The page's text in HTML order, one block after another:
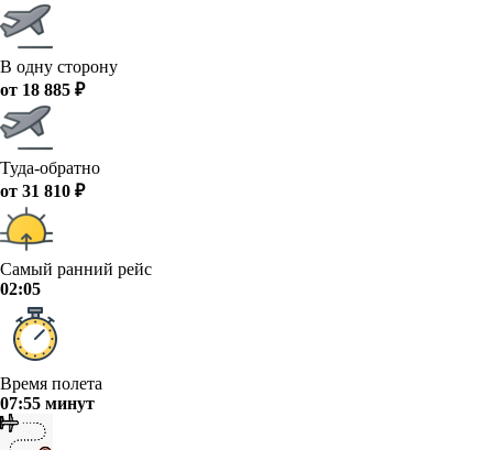
В одну сторону
от 18 885 ₽
Туда-обратно
от 31 810 ₽
Самый ранний рейс
02:05
Время полета
07:55 минут